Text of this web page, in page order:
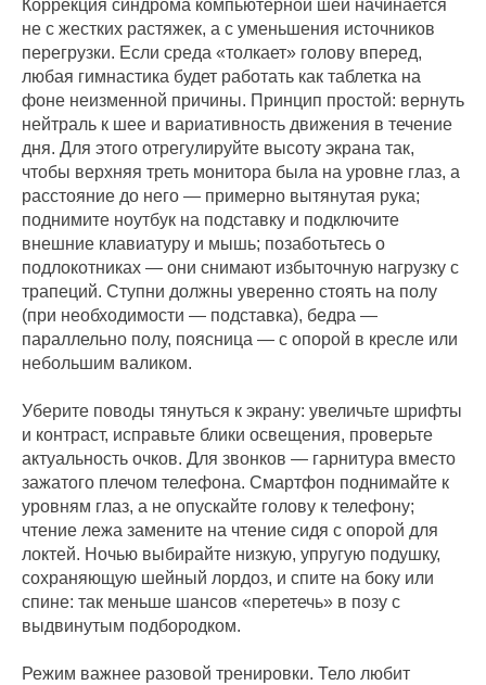
Коррекция синдрома компьютерной шеи начинается
не с жестких растяжек, а с уменьшения источников
перегрузки. Если среда «толкает» голову вперед,
любая гимнастика будет работать как таблетка на
фоне неизменной причины. Принцип простой: вернуть
нейтраль к шее и вариативность движения в течение
дня. Для этого отрегулируйте высоту экрана так,
чтобы верхняя треть монитора была на уровне глаз, а
расстояние до него — примерно вытянутая рука;
поднимите ноутбук на подставку и подключите
внешние клавиатуру и мышь; позаботьтесь о
подлокотниках — они снимают избыточную нагрузку с
трапеций. Ступни должны уверенно стоять на полу
(при необходимости — подставка), бедра —
параллельно полу, поясница — с опорой в кресле или
небольшим валиком.
Уберите поводы тянуться к экрану: увеличьте шрифты
и контраст, исправьте блики освещения, проверьте
актуальность очков. Для звонков — гарнитура вместо
зажатого плечом телефона. Смартфон поднимайте к
уровням глаз, а не опускайте голову к телефону;
чтение лежа замените на чтение сидя с опорой для
локтей. Ночью выбирайте низкую, упругую подушку,
сохраняющую шейный лордоз, и спите на боку или
спине: так меньше шансов «перетечь» в позу с
выдвинутым подбородком.
Режим важнее разовой тренировки. Тело любит